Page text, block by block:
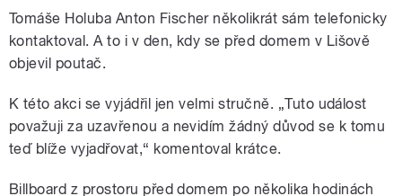
Tomáše Holuba Anton Fischer několikrát sám telefonicky
kontaktoval. A to i v den, kdy se před domem v Lišově
objevil poutač.
K této akci se vyjádřil jen velmi stručně. „Tuto událost
považuji za uzavřenou a nevidím žádný důvod se k tomu
teď blíže vyjadřovat,“ komentoval krátce.
Billboard z prostoru před domem po několika hodinách